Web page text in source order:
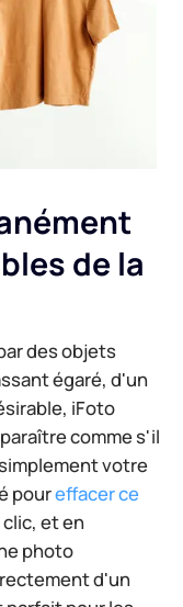
de la
des objets
égaré, d'un
iFoto
comme s'il
votre
poureffacer ce
et en
photo
d'un